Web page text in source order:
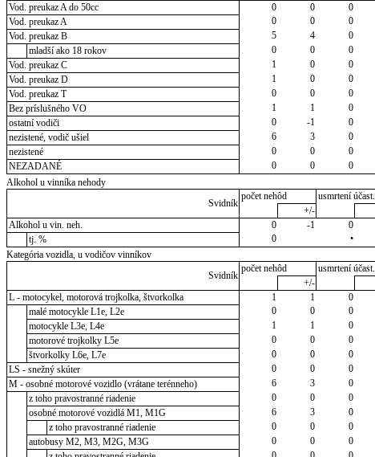
Vod. preukaz A do 50cc
0 0 0
Vod. preukaz A
0 0 0
Vod. preukaz B
5 4 0
mladší ako 18 rokov
0 0 0
Vod. preukaz C
1 0 0
Vod. preukaz D
1 0 0
Vod. preukaz T
0 0 0
Bez príslušného VO
1 1 0
ostatní vodiči
0 -1 0
nezistené, vodič ušiel
6 3 0
nezistené
0 0 0
NEZADANÉ
0 0 0
Alkohol u vinníka nehody
Svidník
počet nehôd usmrtení účast.
+/-
Alkohol u vin. neh.
0 -1 0
tj. %
0 •
Kategória vozidla, u vodičov vinníkov
Svidník
počet nehôd usmrtení účast.
+/-
L - motocykel, motorová trojkolka, štvorkolka
1 1 0
malé motocykle L1e, L2e
0 0 0
motocykle L3e, L4e
1 1 0
motorové trojkolky L5e
0 0 0
štvorkolky L6e, L7e
0 0 0
LS - snežný skúter
0 0 0
M - osobné motorové vozidlo (vrátane terénneho)
6 3 0
z toho pravostranné riadenie
0 0 0
osobné motorové vozidlá M1, M1G
6 3 0
z toho pravostranné riadenie
0 0 0
autobusy M2, M3, M2G, M3G
0 0 0